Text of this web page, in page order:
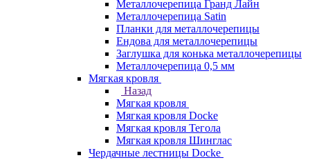
Металлочерепица Гранд Лайн
Металлочерепица Satin
Планки для металлочерепицы
Ендова для металлочерепицы
Заглушка для конька металлочерепицы
Металлочерепица 0,5 мм
Мягкая кровля
Назад
Мягкая кровля
Мягкая кровля Docke
Мягкая кровля Тегола
Мягкая кровля Шинглас
Чердачные лестницы Docke